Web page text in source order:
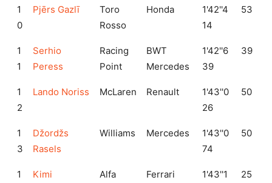
1
0
Pjērs Gazlī
Toro
Rosso
Honda
1'42''4
14
53
1
1
Serhio
Peress
Racing
Point
BWT
Mercedes
1'42''6
39
39
1
2
Lando Noriss McLaren Renault
1'43''0
26
50
1
3
Džordžs
Rasels
Williams Mercedes
1'43''0
74
50
1
Kimi
Alfa
Ferrari
1'43''1
25